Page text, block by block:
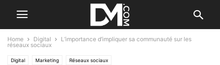
Home Digital
L’importance d’impliquer sa communauté sur les
réseaux sociaux
Digital Marketing Réseaux sociaux